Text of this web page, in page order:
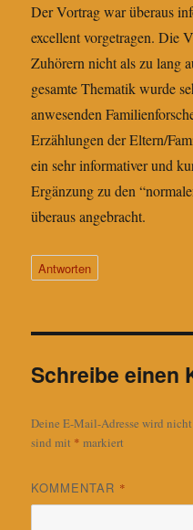
Der Vortrag war überaus
excellent vorgetragen. Die
Zuhörern nicht als zu lang
gesamte Thematik wurde
anwesenden
Erzählungen der Eltern/
ein sehr informativer und
Ergänzung zu den
überaus angebracht.
Antworten
Schreibe einen
Deine E-Mail-Adresse wird
sind mit * markiert
KOMMENTAR *